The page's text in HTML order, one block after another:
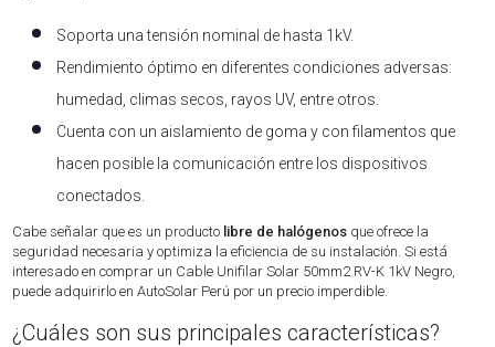
Soporta una tensión nominal de hasta 1kV.
Rendimiento óptimo en diferentes condiciones adversas:
humedad, climas secos, rayos UV, entre otros.
Cuenta con un aislamiento de goma y con filamentos que
hacen posible la comunicación entre los dispositivos
conectados.
Cabe señalar que es un producto libre de halógenos que ofrece la
seguridad necesaria y optimiza la eficiencia de su instalación. Si está
interesado en comprar un Cable Unifilar Solar 50mm2 RV-K 1kV Negro,
puede adquirirlo en AutoSolar Perú por un precio imperdible.
¿Cuáles son sus principales características?